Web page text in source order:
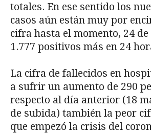
totales. En ese sentido los
casos aún están muy por
cifra hasta el momento, 24
1.777 positivos más en 24
La cifra de fallecidos en
a sufrir un aumento de 290
respecto al día anterior (18
de subida) también la peor
que empezó la crisis del